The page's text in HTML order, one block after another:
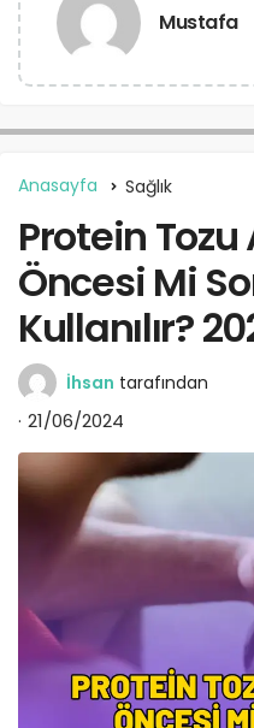
Mustafa
Anasayfa Sağlık
Protein
Öncesi Mi
Kullanılır?
İhsan tarafından
21/06/2024